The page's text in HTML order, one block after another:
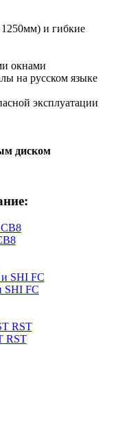
и гибкие
окнами
на русском языке
эксплуатации
диском
SHI FC
RST